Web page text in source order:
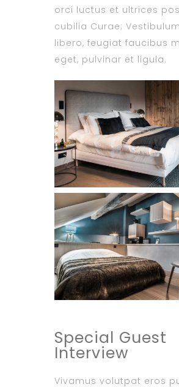
orci luctus et ultrices
cubilia Curae;
libero, feugiat faucibus
eget, pulvinar et ligula.
Special Guest
Interview
Vivamus volutpat eros